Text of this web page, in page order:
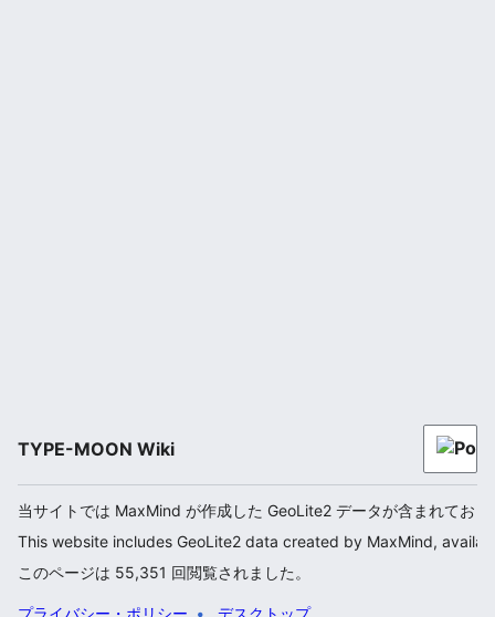
TYPE-MOON Wiki
当サイトでは MaxMind が作成した GeoLite2 データが含まれてお
This website includes GeoLite2 data created by MaxMind,
このページは 55,351 回閲覧されました。
プライバシー・ポリシー デスクトップ